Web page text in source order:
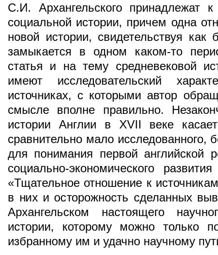
С.И. Архангельского принадлежат
социальной истории, причем одна
новой истории, свидетельствуя
замыкается в одном каком-то
статья и на тему средневековой
имеют исследовательский
источниках, с которыми автор
смысле вполне правильно.
истории Англии в XVII веке
сравнительно мало исследованного,
для понимания первой английской
социально-экономического
«Тщательное отношение к
в них и осторожность сделанных
Архангельском настоящего
истории, которому можно только
избранному им и удачно научному